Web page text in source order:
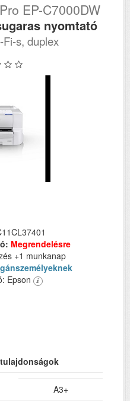
EP-C7000DW
nyomtató
s, duplex
Megrendelésre
+1 munkanap
Epson
A3+